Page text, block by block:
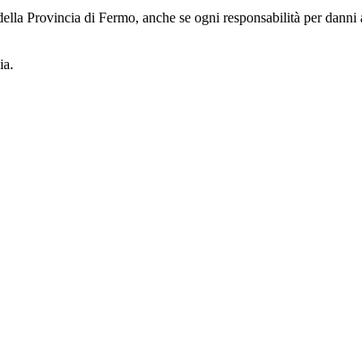
Provincia di Fermo, anche se ogni responsabilità per